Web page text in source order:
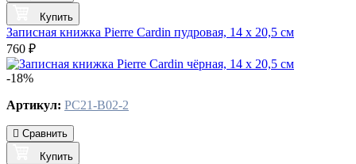
Купить
Записная книжка Pierre Cardin пудровая, 14 х 20,5 см
760 ₽
-18%
Артикул: PC21-B02-2
Сравнить
Купить